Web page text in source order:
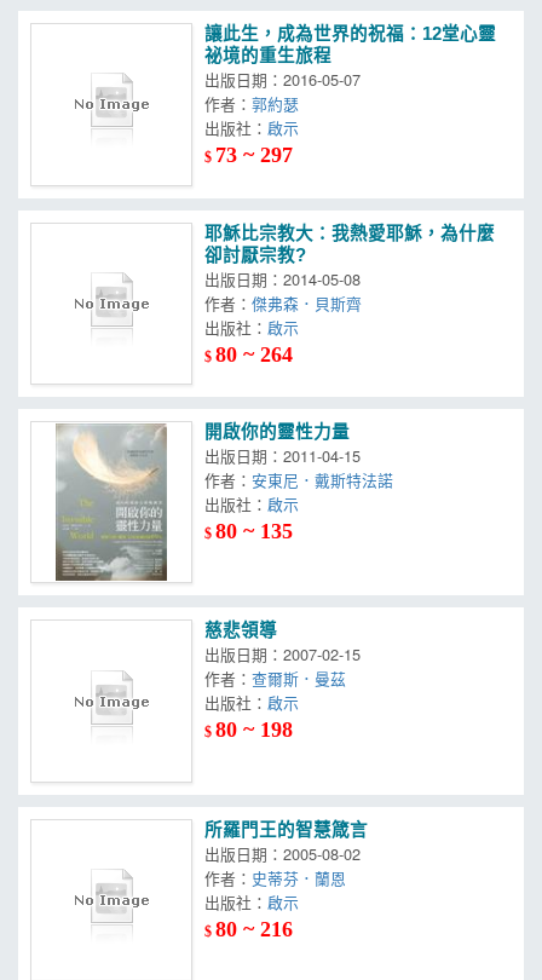
讓此生，成為世界的祝福：12堂心靈
祕境的重生旅程
出版日期：2016-05-07
作者：郭約瑟
出版社：
$ 73 ~ 297
耶穌比宗教大：我熱愛耶穌，為什麼
卻討厭宗教?
出版日期：2014-05-08
作者：傑弗森．貝斯齊
出版社：
$80 ~ 264
開啟你的靈性力量
出版日期：2011-04-15
作者：安東尼．戴斯特法諾
出版社：啟示
$80 ~ 135
慈悲領導
出版日期：2007-02-15
作者：查爾斯．曼茲
出版社：
$80 ~ 198
所羅門王的智慧箴言
出版日期：2005-08-02
作者： 史蒂芬．蘭恩
出版社：
$80 ~ 216